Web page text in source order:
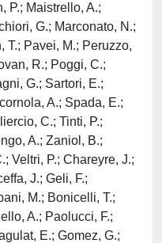
P.; Maistrello, A.;
G.; Marconato, N.;
T.; Pavei, M.; Peruzzo,
R.; Poggi, C.;
G.; Sartori, E.;
A.; Spada, E.;
C.; Tinti, P.;
A.; Zaniol, B.;
Veltri, P.; Chareyre, J.;
J.; Geli, F.;
M.; Bonicelli, T.;
A.; Paolucci, F.;
E.; Gomez, G.;